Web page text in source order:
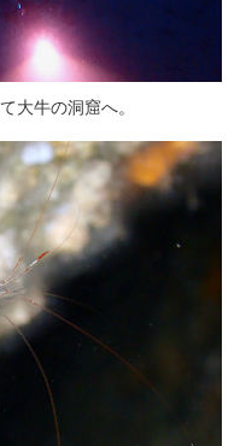
大牛の洞窟へ。